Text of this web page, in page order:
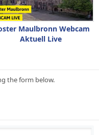
Maulbronn Webcam
Aktuell Live
the form below.